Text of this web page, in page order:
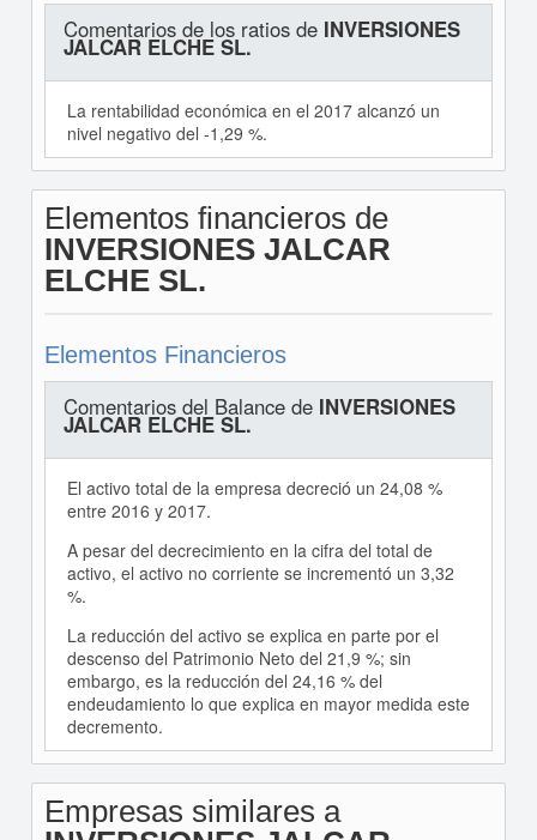
Comentarios de los ratios de INVERSIONES
JALCAR ELCHE SL.
La rentabilidad económica en el 2017 alcanzó un
nivel negativo del -1,29 %.
Elementos financieros de
INVERSIONES JALCAR
ELCHE SL.
Elementos Financieros
Comentarios del Balance de INVERSIONES
JALCAR ELCHE SL.
El activo total de la empresa decreció un 24,08 %
entre 2016 y 2017.
A pesar del decrecimiento en la cifra del total de
activo, el activo no corriente se incrementó un 3,32
%.
La reducción del activo se explica en parte por el
descenso del Patrimonio Neto del 21,9 %; sin
embargo, es la reducción del 24,16 % del
endeudamiento lo que explica en mayor medida este
decremento.
Empresas similares a